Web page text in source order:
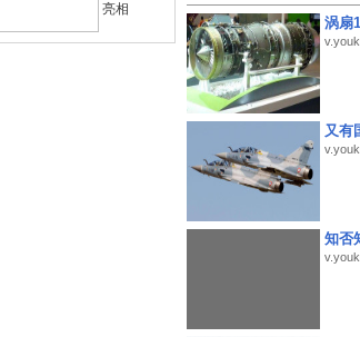
亮相
涡扇
又有
知否